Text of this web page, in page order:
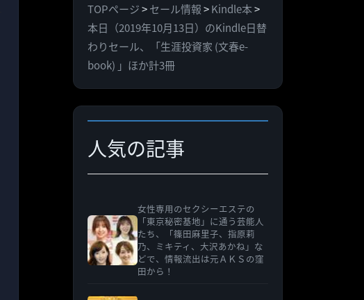
カ
テ
ゴ
リ
ー
TOPページ>セール情報>Kindle本>
本日（2019年10月13日）のKindle日替
わりセール、「生涯投資家 (文春e-
book) 」ほか計3冊
人気の記事
女性専用のセクシーエステの
「東京秘密基地」に通う芸能人
たち、「篠田麻里子、指原莉
乃、ミキティ、大沢あかね」な
どで、情報流出は元ＡＫＳの窪
田から！